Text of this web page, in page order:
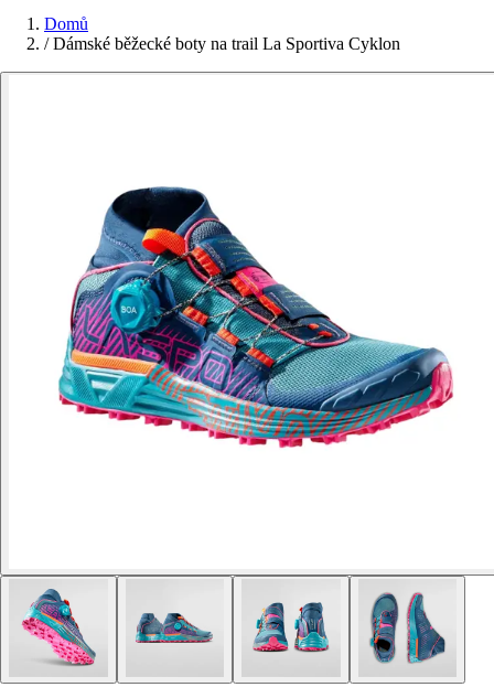
Domů
/ Dámské běžecké boty na trail La Sportiva Cyklon